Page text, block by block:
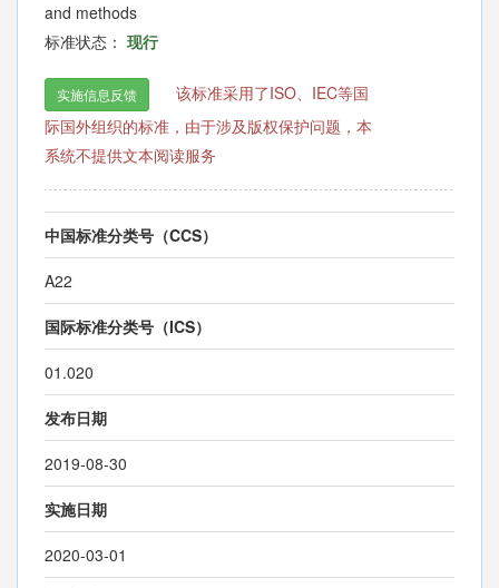
and methods
标准状态： 现行
实施信息反馈
该标准采用了ISO、IEC等国
际国外组织的标准，由于涉及版权保护问题，本
系统不提供文本阅读服务
中国标准分类号（CCS）
A22
国际标准分类号（ICS）
01.020
发布日期
2019-08-30
实施日期
2020-03-01